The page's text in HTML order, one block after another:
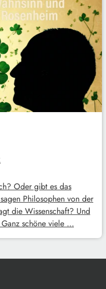
Oder gibt es das
Philosophen von der
die Wissenschaft? Und
schöne viele …